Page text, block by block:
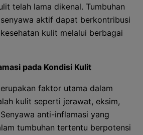
telah lama dikenal. Tumbuhan
aktif dapat berkontribusi
kulit melalui berbagai
pada Kondisi Kulit
faktor utama dalam
kulit seperti jerawat, eksim,
anti-inflamasi yang
tumbuhan tertentu berpotensi